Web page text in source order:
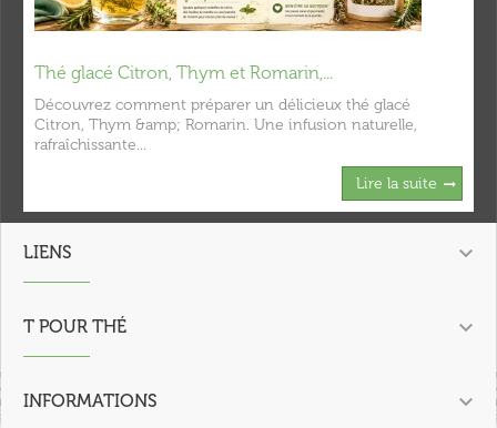
Thé glacé Citron, Thym et Romarin,...
Découvrez comment préparer un délicieux thé glacé
Citron, Thym &amp; Romarin. Une infusion naturelle,
rafraîchissante...
Lire la suite
LIENS 
T POUR THÉ 
INFORMATIONS 